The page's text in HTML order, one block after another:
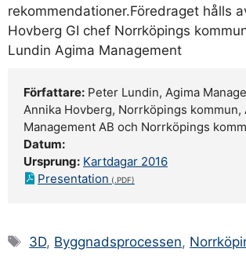
rekommendationer.Föredraget hålls
Hovberg GI chef Norrköpings
Lundin Agima Management
Författare: Peter Lundin, Agima
Annika Hovberg, Norrköpings kommun,
Management AB och Norrköpings
Datum:
Ursprung: Kartdagar 2016
Presentation
Etiketter
3D, Byggnadsprocessen,